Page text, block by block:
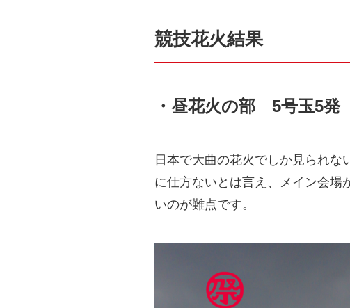
競技花火結果
・昼花火の部 5号玉5発
日本で大曲の花火でしか見られ
に仕方ないとは言え、メイン会場
いのが難点です。